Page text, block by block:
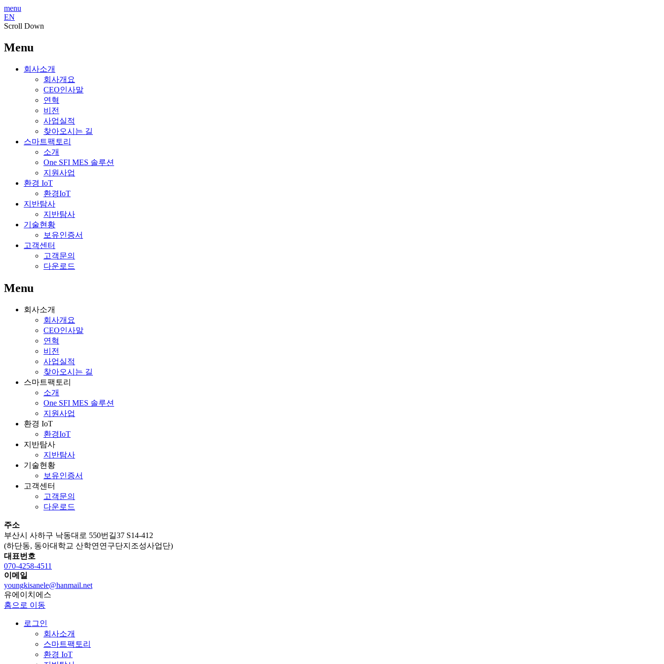
menu
EN
Scroll Down
Menu
회사소개
회사개요
CEO인사말
연혁
비전
사업실적
찾아오시는 길
스마트팩토리
소개
One SFI MES 솔루션
지원사업
환경 IoT
환경IoT
지반탐사
지반탐사
기술현황
보유인증서
고객센터
고객문의
다운로드
Menu
회사소개
회사개요
CEO인사말
연혁
비전
사업실적
찾아오시는 길
스마트팩토리
소개
One SFI MES 솔루션
지원사업
환경 IoT
환경IoT
지반탐사
지반탐사
기술현황
보유인증서
고객센터
고객문의
다운로드
주소
부산시 사하구 낙동대로 550번길37 S14-412
(하단동, 동아대학교 산학연연구단지조성사업단)
대표번호
070-4258-4511
이메일
youngkisanele@hanmail.net
유에 이 치 에 스
홈으로 이동
로그인
회사소개
스마트팩토리
환경 IoT